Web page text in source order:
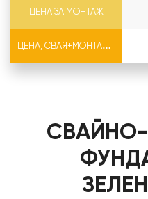
ЦЕНА ЗА МОНТАЖ
ЦЕНА, СВАЯ+МОНТАЖ (БЕЗ ОГОЛОВКА)